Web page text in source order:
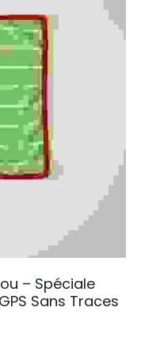
– Spéciale
Sans Traces